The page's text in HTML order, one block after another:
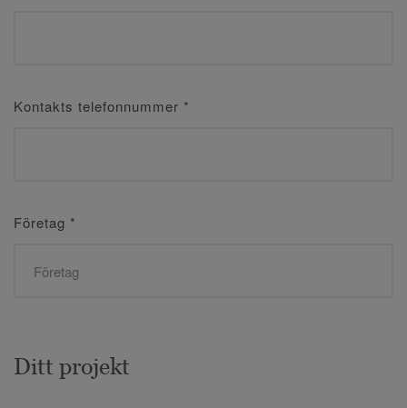
Kontakts telefonnummer *
Företag *
Ditt projekt